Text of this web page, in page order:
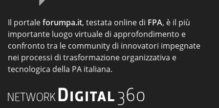
Il portaleforumpa.it, testata online di FPA, è il più
importante luogo virtuale di approfondimento e
confronto tra le community di innovatori impegnate
nei processi di trasformazione organizzativa e
tecnologica della PA italiana.